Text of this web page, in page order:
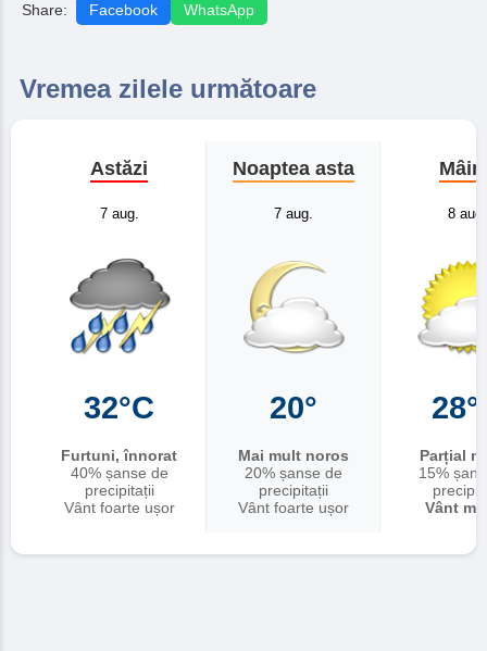
Share: Facebook WhatsApp
Vremea zilele următoare
Astăzi
7 aug.
32°C
Furtuni, înnorat
40% șanse de
precipitații
Vânt foarte ușor
Noaptea asta
7 aug.
20°
Mai mult noros
20% șanse de
precipitații
Vânt foarte ușor
8 aug.
Parțial
15%
Vânt